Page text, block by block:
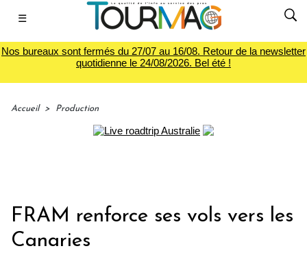
☰
Nos bureaux sont fermés du 27/07 au 16/08. Retour de la newsletter
quotidienne le 24/08/2026. Bel été !
Accueil > Production
FRAM renforce ses vols vers les
Canaries